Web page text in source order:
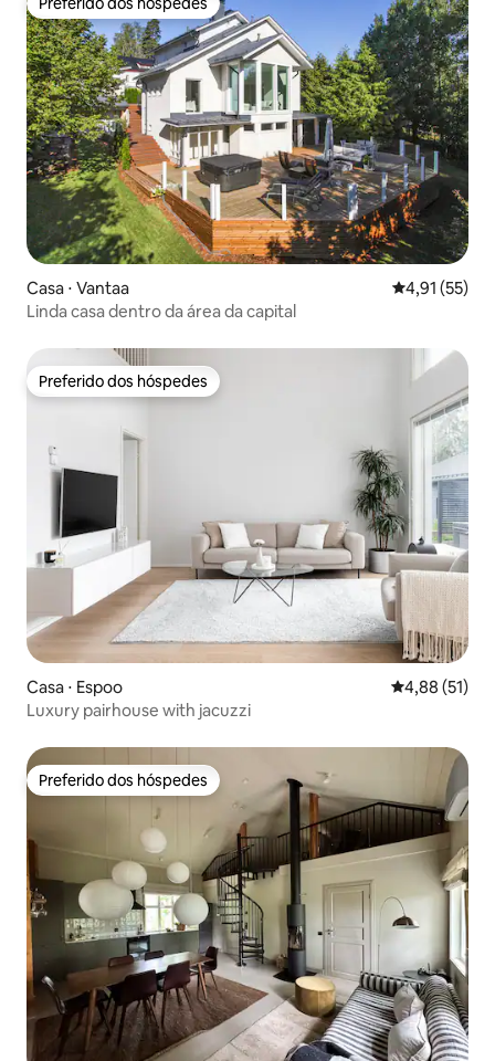
Preferido dos hóspedes
Casa ⋅ Vantaa 4,91 de uma
4,91 (55)
Linda casa dentro da área da capital
Preferido dos hóspedes
Preferido dos hóspedes
Casa ⋅ Espoo 4,88 de uma
4,88 (51)
Luxury pairhouse with jacuzzi
Preferido dos hóspedes
Preferido dos hóspedes